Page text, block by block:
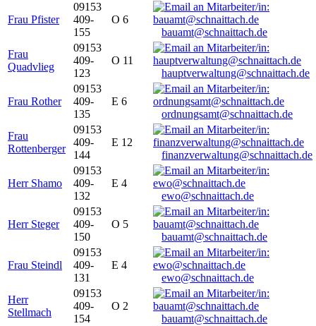
Frau Pfister
09153
409-
155
O 6
bauamt@schnaittach.de
Frau
Quadvlieg
09153
409-
123
O 11
hauptverwaltung@schnaittach.de
Frau Rother
09153
409-
135
E 6
ordnungsamt@schnaittach.de
Frau
Rottenberger
09153
409-
144
E 12
finanzverwaltung@schnaittach.de
Herr Shamo
09153
409-
132
E 4
ewo@schnaittach.de
Herr Steger
09153
409-
150
O 5
bauamt@schnaittach.de
Frau Steindl
09153
409-
131
E 4
ewo@schnaittach.de
Herr
Stellmach
09153
409-
154
O 2
bauamt@schnaittach.de